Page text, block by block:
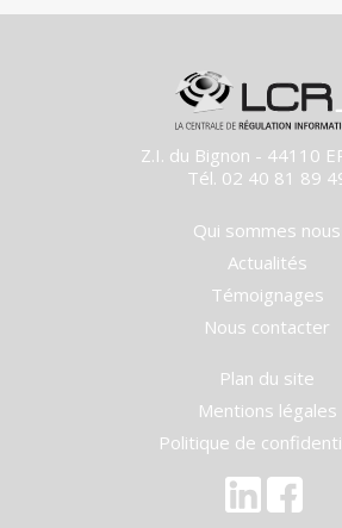
Z.I. du Bignon - 44110
Tél. 02 40 81 89
Qui sommes nous
Actualités
Témoignages
Nous contacter
Plan du site
Mentions légales
Politique de